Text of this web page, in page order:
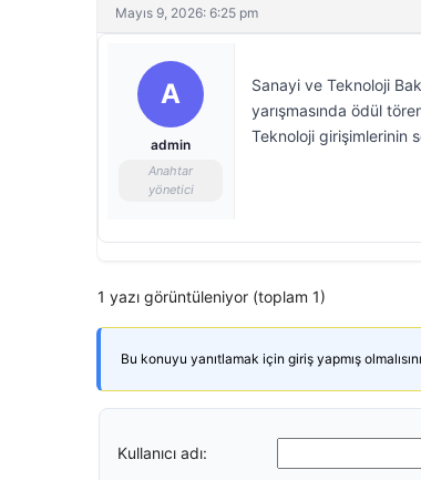
Mayıs 9, 2026: 6:25 pm
A
admin
Anahtar
yönetici
Sanayi ve Teknoloji
yarışmasında ödül
Teknoloji girişimlerinin
1 yazı görüntüleniyor (toplam 1)
Bu konuyu yanıtlamak için giriş yapmış
Kullanıcı adı: